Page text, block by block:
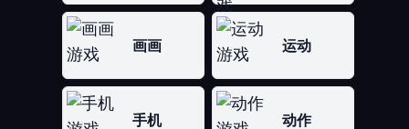
画画 运动
手机 动作